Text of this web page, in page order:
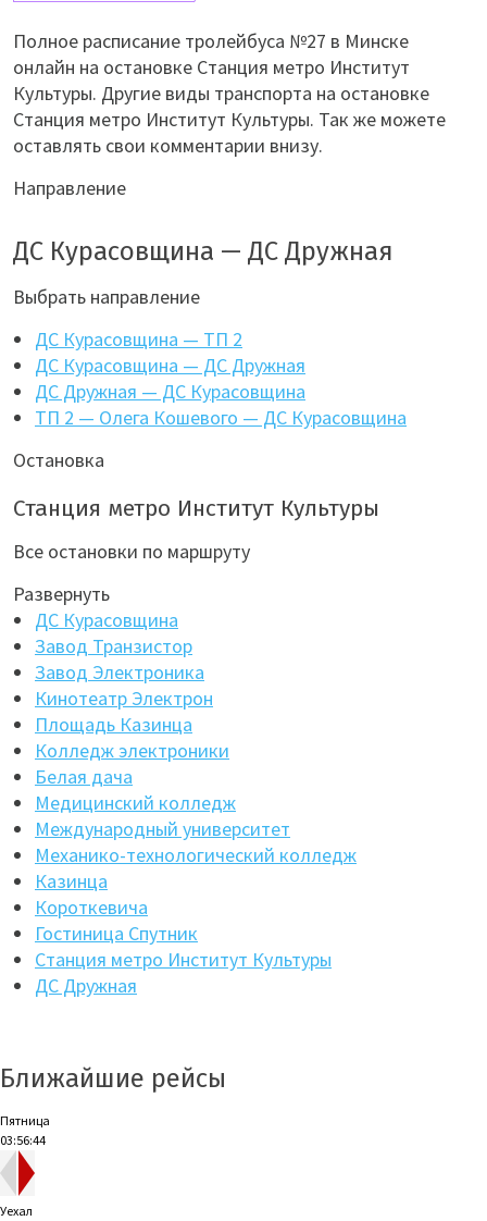
Полное расписание тролейбуса №27 в Минске
онлайн на остановке Станция метро Институт
Культуры. Другие виды транспорта на остановке
Станция метро Институт Культуры. Так же можете
оставлять свои комментарии внизу.
Направление
ДС Курасовщина — ДС Дружная
Выбрать направление
ДС Курасовщина — ТП 2
ДС Курасовщина — ДС Дружная
ДС Дружная — ДС Курасовщина
ТП 2 — Олега Кошевого — ДС Курасовщина
Остановка
Станция метро Институт Культуры
Все остановки по маршруту
Развернуть
ДС Курасовщина
Завод Транзистор
Завод Электроника
Кинотеатр Электрон
Площадь Казинца
Колледж электроники
Белая дача
Медицинский колледж
Международный университет
Механико-технологический колледж
Казинца
Короткевича
Гостиница Спутник
Станция метро Институт Культуры
ДС Дружная
Ближайшие рейсы
Пятница
03:56:45
Уехал